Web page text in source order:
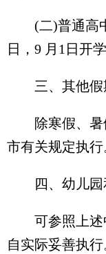
(二)普通高中
日，9 月1日开学
三、其他假
除寒假、暑假
市有关规定执行
四、幼儿园
可参照上述
自实际妥善执行